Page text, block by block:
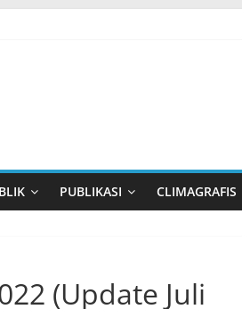
PUBLIKASI CLIMAGRAFIS
(Update Juli